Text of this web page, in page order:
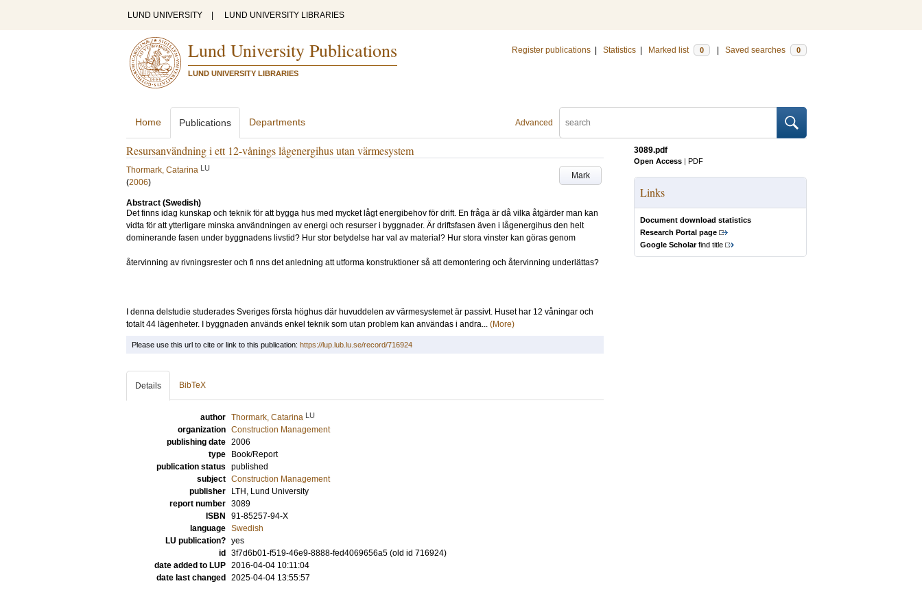
LUND UNIVERSITY LUND UNIVERSITY LIBRARIES
Lund University Publications
LUND UNIVERSITY LIBRARIES
Register publications Statistics Marked list 0 Saved searches 0
Advanced
Home Publications Departments
Resursanvändning i ett 12-vånings lågenergihus utan värmesystem
Mark
Thormark, Catarina LU
(2006)
Abstract (Swedish)
Det finns idag kunskap och teknik för att bygga hus med mycket lågt energibehov för drift. En fråga är då vilka åtgärder man kan
vidta för att ytterligare minska användningen av energi och resurser i byggnader. Är driftsfasen även i lågenergihus den helt
dominerande fasen under byggnadens livstid? Hur stor betydelse har val av material? Hur stora vinster kan göras genom
återvinning av rivningsrester och fi nns det anledning att utforma konstruktioner så att demontering och återvinning underlättas?
I denna delstudie studerades Sveriges första höghus där huvuddelen av värmesystemet är passivt. Huset har 12 våningar och
totalt 44 lägenheter. I byggnaden används enkel teknik som utan problem kan användas i andra... (More)
3089.pdf
Open Access | PDF
Links
Document download statistics
Research Portal page
Google Scholarfind title
Please use this url to cite or link to this publication: https://lup.lub.lu.se/record/716924
Details BibTeX
author Thormark, Catarina LU
organization Construction Management
publishing date 2006
type
Book/Report
publication status published
subject Construction Management
publisher
LTH, Lund University
report number 3089
ISBN
91-85257-94-X
language Swedish
LU publication? yes
id
3f7d6b01-f519-46e9-8888-fed4069656a5 (old id 716924)
date added to LUP 2016-04-04 10:11:04
date last changed
2025-04-04 13:55:57